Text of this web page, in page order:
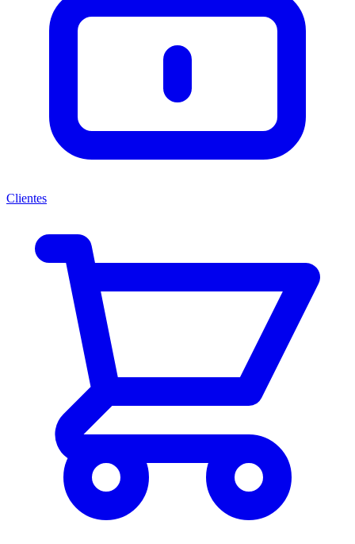
Clientes